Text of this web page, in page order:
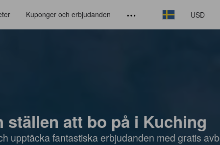
Kuponger och erbjudanden USD
ställen att bo på i Kuching
upptäcka fantastiska erbjudanden med gratis